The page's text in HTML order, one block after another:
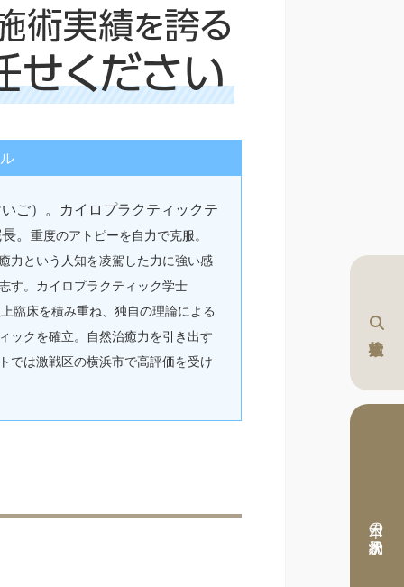
本日の予約状況
ご）。カイロプラクティックテ
。重度のアトピーを自力で克服。
力という人知を凌駕した力に強い感
す。カイロプラクティック学士
臨床を積み重ね、独自の理論による
ックを確立。自然治癒力を引き出す
では激戦区の横浜市で高評価を受け